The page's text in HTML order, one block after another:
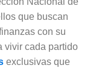
que buscan
con su
vivir cada partido
exclusivas que